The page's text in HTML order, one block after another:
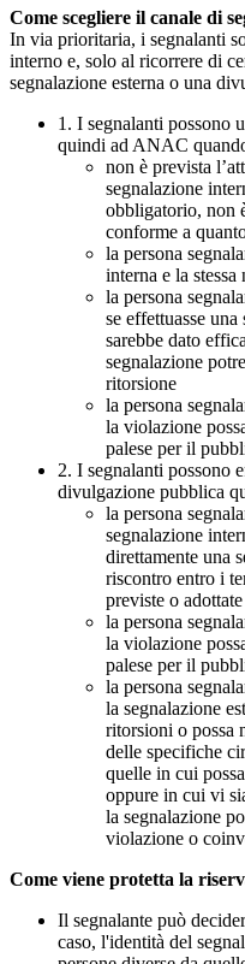
Come scegliere il canale di
In via prioritaria, i segnalanti
interno e, solo al ricorrere di
segnalazione esterna o una
1. I segnalanti possono
quindi ad ANAC
non è prevista
segnalazione
obbligatorio, non
conforme a
la persona
interna e la
la persona
se effettuasse
sarebbe dato
segnalazione
ritorsione
la persona
la violazione
palese per il
2. I segnalanti possono
divulgazione pubblica
la persona
segnalazione
direttamente una
riscontro entro i
previste o
la persona
la violazione
palese per il
la persona
la segnalazione
ritorsioni o possa
delle specifiche
quelle in cui
oppure in cui vi
la segnalazione
violazione o
Come viene protetta la
Il segnalante può
caso, l'identità del